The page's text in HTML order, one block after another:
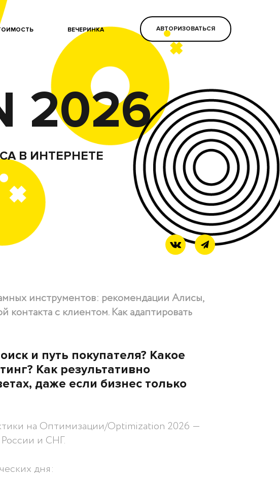
АВТОРИЗОВАТЬСЯ
ВЕЧЕРИНКА
2026
В ИНТЕРНЕТЕ
инструментов: рекомендации Алисы,
с клиентом. Как адаптировать
и путь покупателя? Какое
Как результативно
даже если бизнес только
на Оптимизации/Optimization 2026 ―
и СНГ.
дня: